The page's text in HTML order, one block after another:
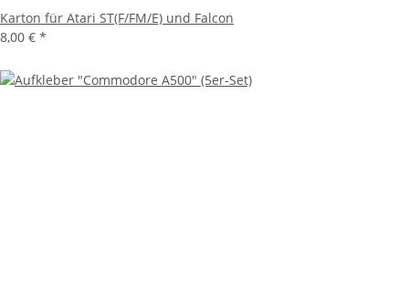
Karton für Atari ST(F/FM/E) und Falcon
8,00 € *